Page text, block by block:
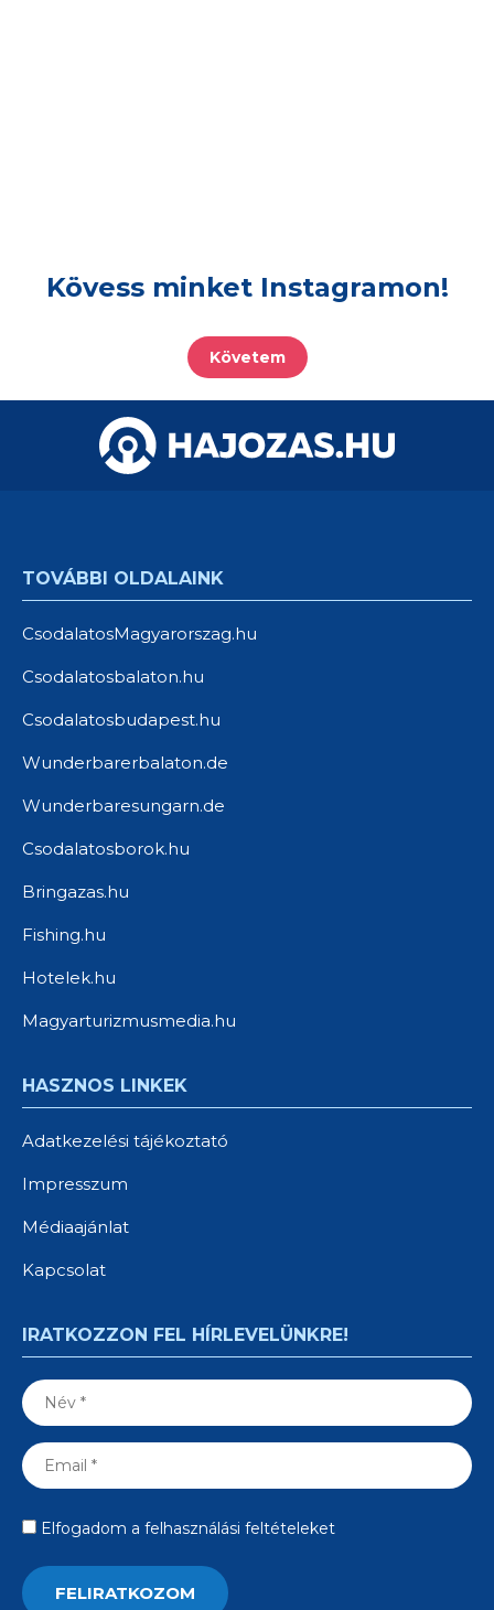
Kövess minket Instagramon!
Követem
TOVÁBBI OLDALAINK
CsodalatosMagyarorszag.hu
Csodalatosbalaton.hu
Csodalatosbudapest.hu
Wunderbarerbalaton.de
Wunderbaresungarn.de
Csodalatosborok.hu
Bringazas.hu
Fishing.hu
Hotelek.hu
Magyarturizmusmedia.hu
HASZNOS LINKEK
Adatkezelési tájékoztató
Impresszum
Médiaajánlat
Kapcsolat
IRATKOZZON FEL HÍRLEVELÜNKRE!
Elfogadom a felhasználási feltételeket